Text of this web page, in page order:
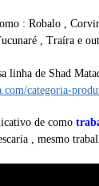
: Robalo ,
, Traíra e
linha de Shad
categoria-
de como
, mesmo